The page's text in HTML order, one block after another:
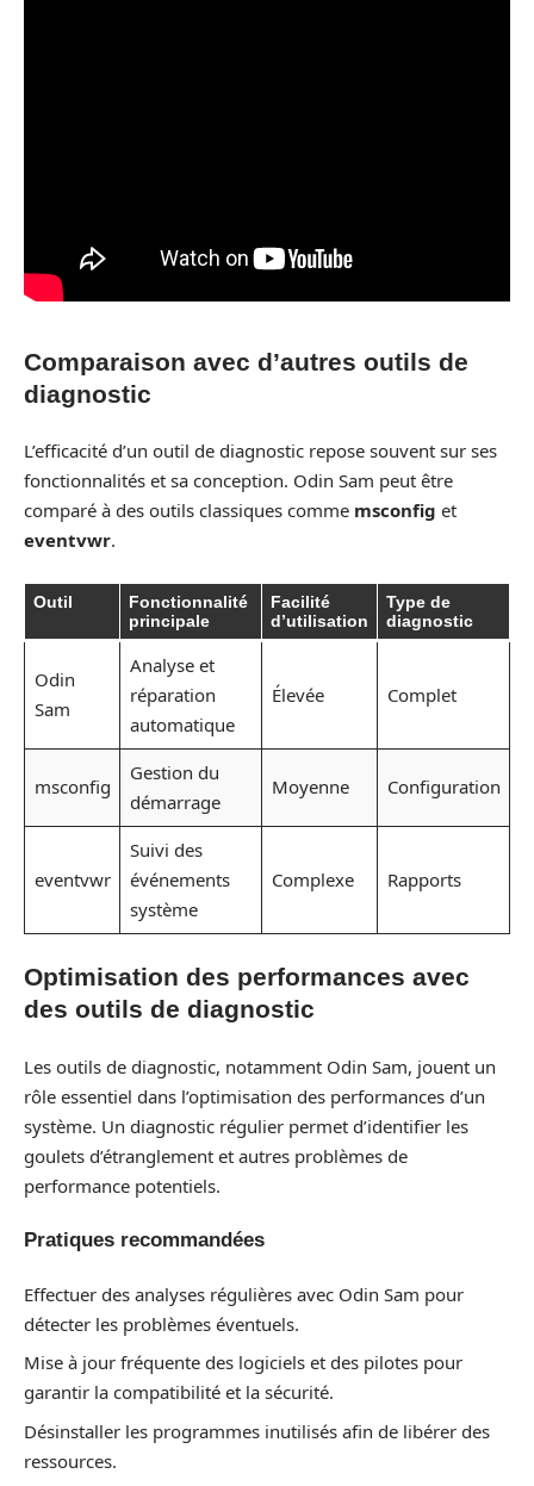
Comparaison avec d’autres outils de
diagnostic
L’efficacité d’un outil de diagnostic repose souvent sur ses
fonctionnalités et sa conception. Odin Sam peut être
comparé à des outils classiques comme msconfig et
eventvwr.
Outil
Fonctionnalité
principale
Facilité
d’utilisation
Type de
diagnostic
Odin
Sam
Analyse et
réparation
automatique
Élevée Complet
msconfig
Gestion du
démarrage
Moyenne Configuration
eventvwr
Suivi des
événements
système
Complexe Rapports
Optimisation des performances avec
des outils de diagnostic
Les outils de diagnostic, notamment Odin Sam, jouent un
rôle essentiel dans l’optimisation des performances d’un
système. Un diagnostic régulier permet d’identifier les
goulets d’étranglement et autres problèmes de
performance potentiels.
Pratiques recommandées
Effectuer des analyses régulières avec Odin Sam pour
détecter les problèmes éventuels.
Mise à jour fréquente des logiciels et des pilotes pour
garantir la compatibilité et la sécurité.
Désinstaller les programmes inutilisés afin de libérer des
ressources.